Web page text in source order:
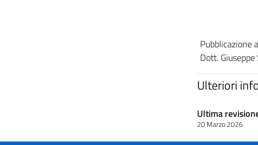
Pubblicazione
Dott. Giuseppe
Ulteriori
Ultima
20 Marzo 2026